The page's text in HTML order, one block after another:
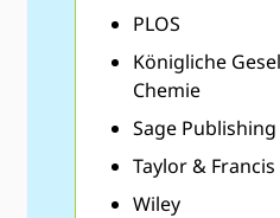
PLOS
Königliche
Chemie
Sage Publishing
Taylor & Francis
Wiley